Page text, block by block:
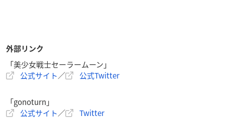
外部リンク
「美少女戦士セーラームーン」
公式サイト／ 公式Twitter
「gonoturn」
公式サイト／ Twitter